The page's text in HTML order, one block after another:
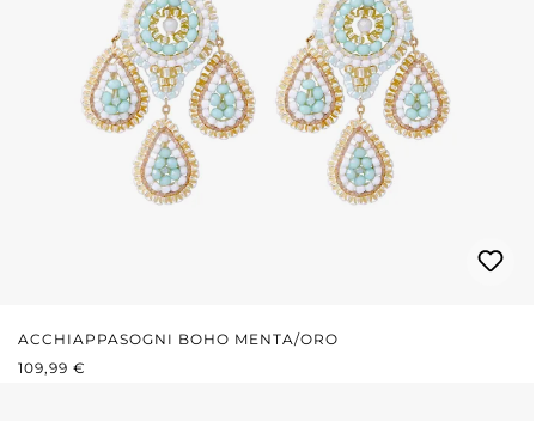
ACCHIAPPASOGNI BOHO MENTA/ORO
PREZZO NORMALE:
109,99 €